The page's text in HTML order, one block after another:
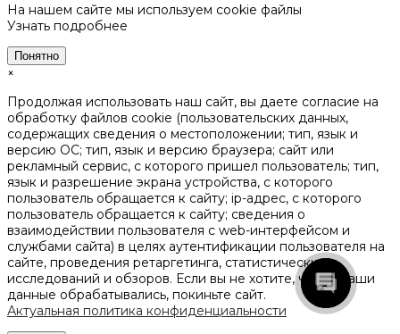
На нашем сайте мы используем cookie файлы
Узнать подробнее
Понятно
×
Продолжая использовать наш сайт, вы даете согласие на
обработку файлов cookie (пользовательских данных,
содержащих сведения о местоположении; тип, язык и
версию ОС; тип, язык и версию браузера; сайт или
рекламный сервис, с которого пришел пользователь; тип,
язык и разрешение экрана устройства, с которого
пользователь обращается к сайту; ip-адрес, с которого
пользователь обращается к сайту; сведения о
взаимодействии пользователя с web-интерфейсом и
службами сайта) в целях аутентификации пользователя на
сайте, проведения ретаргетинга, статистических
исследований и обзоров. Если вы не хотите, чтобы ваши
данные обрабатывались, покиньте сайт.
Актуальная политика конфиденциальности